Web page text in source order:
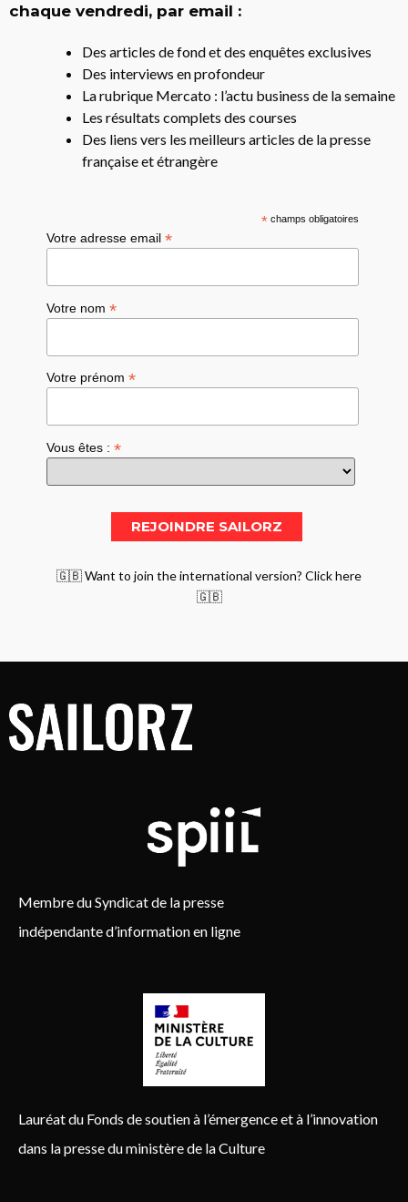
chaque vendredi, par email :
Des articles de fond et des enquêtes exclusives
Des interviews en profondeur
La rubrique Mercato : l’actu business de la semaine
Les résultats complets des courses
Des liens vers les meilleurs articles de la presse
française et étrangère
*champs obligatoires
Votre adresse email*
Votre nom*
Votre prénom*
Vous êtes :*
🇬🇧 Want to join the international version? Click here
🇬🇧
Membre du Syndicat de la presse
indépendante d’information en ligne
Lauréat du Fonds de soutien à l’émergence et à l’innovation
dans la presse du ministère de la Culture